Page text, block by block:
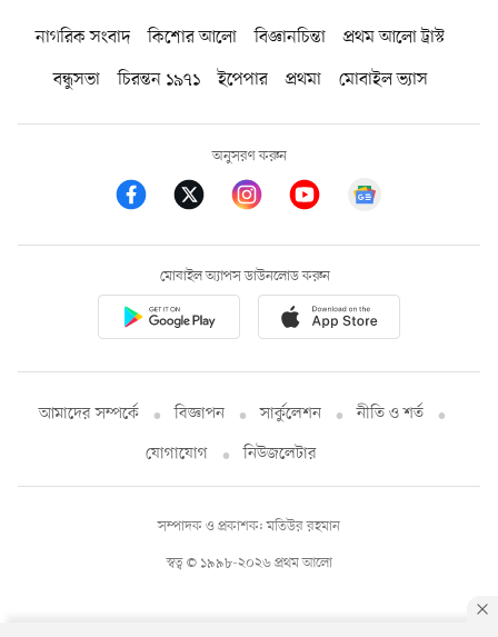
নাগরিক সংবাদ কিশোর আলো বিজ্ঞানচিন্তা
প্রথম আলো ট্রাস্ট
বন্ধুসভা
চিরন্তন ১৯৭১ ইপেপার প্রথমা মোবাইল ভ্যাস
অনুসরণ করুন
মোবাইল অ্যাপস ডাউনলোড করুন
আমাদের সম্পর্কে বিজ্ঞাপন সার্কুলেশন
নীতি ও শর্ত
যোগাযোগ
নিউজলেটার
স্বত্ব © ১৯৯৮-২০২৬ প্রথম আলো
সম্পাদক ও প্রকাশক: মতিউর রহমান